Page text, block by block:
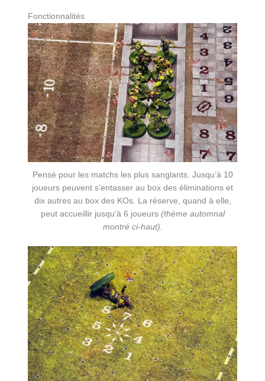
Fonctionnalités
Pensé pour les matchs les plus sanglants. Jusqu’à 10
joueurs peuvent s’entasser au box des éliminations et
dix autres au box des KOs. La réserve, quand à elle,
peut accueillir jusqu’à 6 joueurs (thème automnal
montré ci-haut).